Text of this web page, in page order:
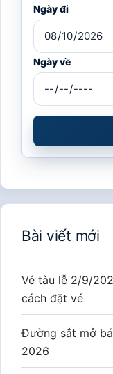
Ngày đi
Ngày về
Bài viết mới
Vé tàu lễ 2/9/
cách đặt vé
Đường sắt mở
2026